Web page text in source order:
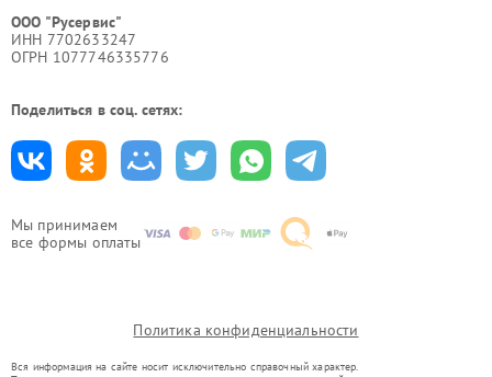
Мы принимаем
все формы оплаты
ООО "Русервис"
ИНН 7702633247
ОГРН 1077746335776
Поделиться в соц. сетях:
Политика конфиденциальности
Вся информация на сайте носит исключительно справочный характер.